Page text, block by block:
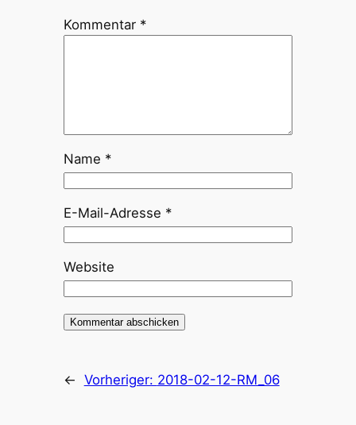
Kommentar *
Name *
E-Mail-Adresse *
Website
← Vorheriger: 2018-02-12-RM_06